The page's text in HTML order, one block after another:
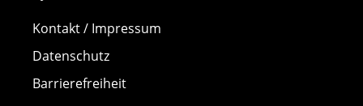
Kontakt / Impressum
Datenschutz
Barrierefreiheit